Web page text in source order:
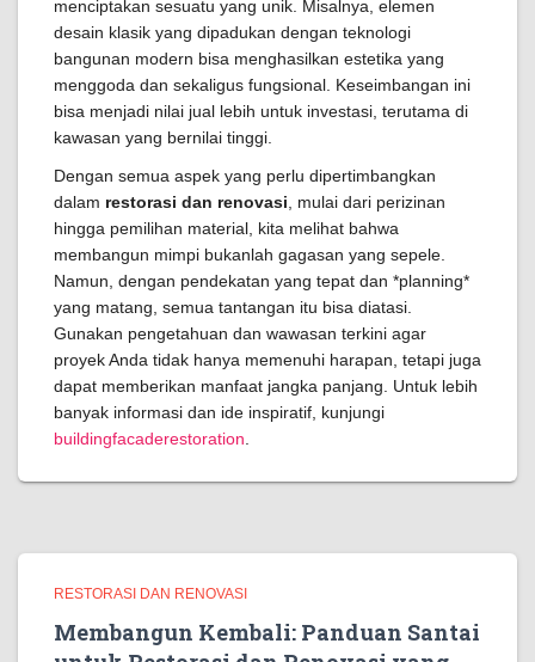
menciptakan sesuatu yang unik. Misalnya, elemen
desain klasik yang dipadukan dengan teknologi
bangunan modern bisa menghasilkan estetika yang
menggoda dan sekaligus fungsional. Keseimbangan ini
bisa menjadi nilai jual lebih untuk investasi, terutama di
kawasan yang bernilai tinggi.
Dengan semua aspek yang perlu dipertimbangkan
dalam restorasi dan renovasi , mulai dari perizinan
hingga pemilihan material, kita melihat bahwa
membangun mimpi bukanlah gagasan yang sepele.
Namun, dengan pendekatan yang tepat dan *planning*
yang matang, semua tantangan itu bisa diatasi.
Gunakan pengetahuan dan wawasan terkini agar
proyek Anda tidak hanya memenuhi harapan, tetapi juga
dapat memberikan manfaat jangka panjang. Untuk lebih
banyak informasi dan ide inspiratif, kunjungi
buildingfacaderestoration
RESTORASI DAN RENOVASI
Membangun Kembali: Panduan Santai